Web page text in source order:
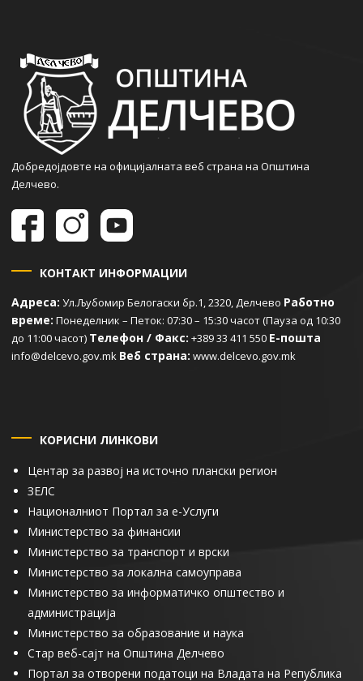
Добредојдовте на официјалната веб страна на Општина
Делчево.
КОНТАКТ ИНФОРМАЦИИ
Адреса: Ул.Љубомир Белогаски бр.1, 2320, Делчево Работно
време: Понеделник – Петок: 07:30 – 15:30 часот (Пауза од 10:30
до 11:00 часот) Телефон / Факс: +389 33 411 550 Е-пошта
info@delcevo.gov.mk Веб страна: www.delcevo.gov.mk
КОРИСНИ ЛИНКОВИ
Центар за развој на источно плански регион
ЗЕЛС
Националниот Портал за е-Услуги
Министерство за финансии
Министерство за транспорт и врски
Министерство за локална самоуправа
Министерство за информатичко општество и
администрација
Министерство за образование и наука
Стар веб-сајт на Општина Делчево
Портал за отворени податоци на Владата на Република